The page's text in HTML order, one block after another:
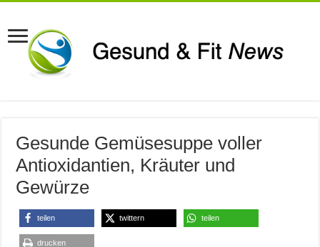
Gesunde Gemüsesuppe voller
Antioxidantien, Kräuter und
Gewürze
teilen twittern teilen
drucken